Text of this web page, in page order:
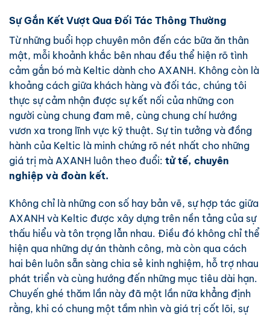
Sự Gắn Kết Vượt Qua Đối Tác Thông Thường
Từ những buổi họp chuyên môn đến các bữa ăn thân
mật, mỗi khoảnh khắc bên nhau đều thể hiện rõ tình
cảm gắn bó mà Keltic dành cho AXANH. Không còn là
khoảng cách giữa khách hàng và đối tác, chúng tôi
thực sự cảm nhận được sự kết nối của những con
người cùng chung đam mê, cùng chung chí hướng
vươn xa trong lĩnh vực kỹ thuật. Sự tin tưởng và đồng
hành của Keltic là minh chứng rõ nét nhất cho những
giá trị mà AXANH luôn theo đuổi: tử tế, chuyên
nghiệp và đoàn kết.
Không chỉ là những con số hay bản vẽ, sự hợp tác giữa
AXANH và Keltic được xây dựng trên nền tảng của sự
thấu hiểu và tôn trọng lẫn nhau. Điều đó không chỉ thể
hiện qua những dự án thành công, mà còn qua cách
hai bên luôn sẵn sàng chia sẻ kinh nghiệm, hỗ trợ nhau
phát triển và cùng hướng đến những mục tiêu dài hạn.
Chuyến ghé thăm lần này đã một lần nữa khẳng định
rằng, khi có chung một tầm nhìn và giá trị cốt lõi, sự